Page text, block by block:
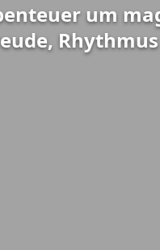
um